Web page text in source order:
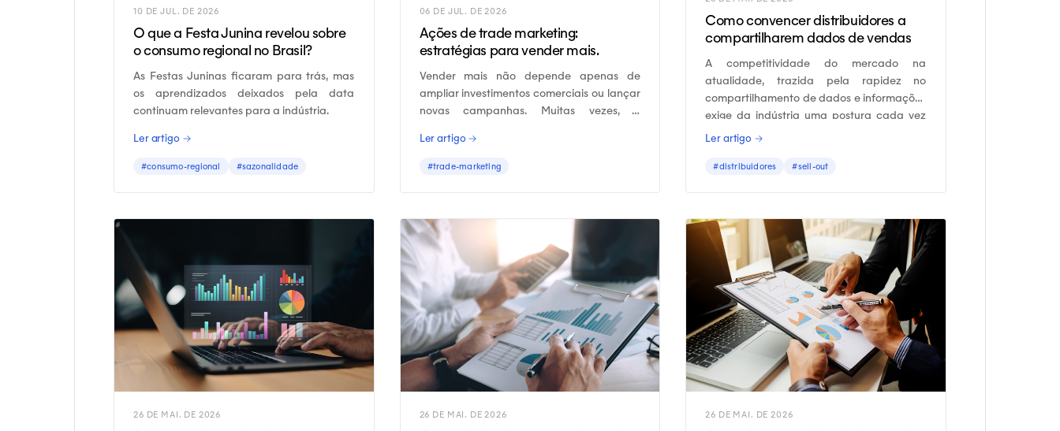
10 DE JUL. DE 2026
O que a Festa Junina revelou sobre
o consumo regional no Brasil?
As Festas Juninas ficaram para trás, mas
os aprendizados deixados pela data
continuam relevantes para a indústria.
Ler artigo →
#consumo-regional #sazonalidade
06 DE JUL. DE 2026
Ações de trade marketing:
estratégias para vender mais.
Vender mais não depende apenas de
ampliar investimentos comerciais ou lançar
novas campanhas. Muitas vezes, o
capacidade de executar as ações de
trade marketing corretas nos canais de
Ler artigo →
#trade-marketing
Como convencer distribuidores a
compartilharem dados de vendas
A competitividade do mercado na
atualidade, trazida pela rapidez no
compartilhamento de dados e informações
exige da indústria uma postura cada vez
mais voltada para agilidade e acerto nas
Ler artigo →
#distribuidores #sell-out
26 DE MAI. DE 2026 26 DE MAI. DE 2026 26 DE MAI. DE 2026